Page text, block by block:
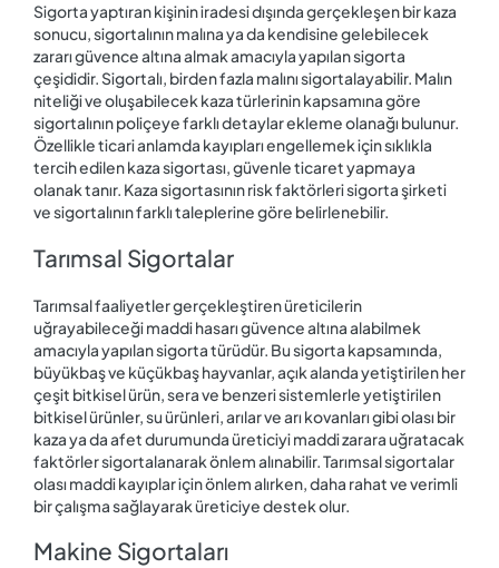
Sigorta yaptıran kişinin iradesi dışında gerçekleşen bir kaza
sonucu, sigortalının malına ya da kendisine gelebilecek
zararı güvence altına almak amacıyla yapılan sigorta
çeşididir. Sigortalı, birden fazla malını sigortalayabilir. Malın
niteliği ve oluşabilecek kaza türlerinin kapsamına göre
sigortalının poliçeye farklı detaylar ekleme olanağı bulunur.
Özellikle ticari anlamda kayıpları engellemek için sıklıkla
tercih edilen kaza sigortası, güvenle ticaret yapmaya
olanak tanır. Kaza sigortasının risk faktörleri sigorta şirketi
ve sigortalının farklı taleplerine göre belirlenebilir.
Tarımsal Sigortalar
Tarımsal faaliyetler gerçekleştiren üreticilerin
uğrayabileceği maddi hasarı güvence altına alabilmek
amacıyla yapılan sigorta türüdür. Bu sigorta kapsamında,
büyükbaş ve küçükbaş hayvanlar, açık alanda yetiştirilen her
çeşit bitkisel ürün, sera ve benzeri sistemlerle yetiştirilen
bitkisel ürünler, su ürünleri, arılar ve arı kovanları gibi olası bir
kaza ya da afet durumunda üreticiyi maddi zarara uğratacak
faktörler sigortalanarak önlem alınabilir. Tarımsal sigortalar
olası maddi kayıplar için önlem alırken, daha rahat ve verimli
bir çalışma sağlayarak üreticiye destek olur.
Makine Sigortaları